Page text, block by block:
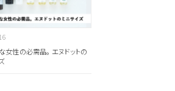
女性の必需品。 エヌドットの